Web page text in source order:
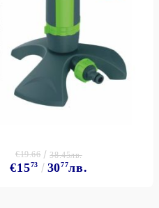
€1573 3077лв.
€19.66 38.45лв.